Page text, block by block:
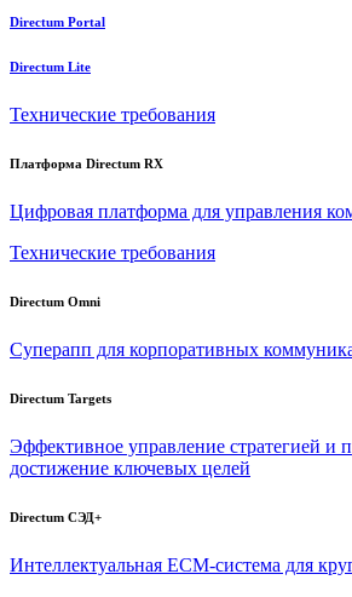
Directum Portal
Directum Lite
Технические требования
Платформа Directum RX
Цифровая платформа для управления
Технические требования
Directum Omni
Суперапп для корпоративных
Directum Targets
Эффективное управление стратегией и
достижение ключевых целей
Directum СЭД+
Интеллектуальная ECM-система для